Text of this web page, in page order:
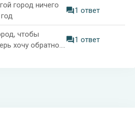
город ничего
1 ответ
чтобы
хочу обратно.
1 ответ